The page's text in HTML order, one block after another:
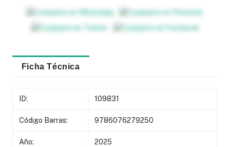
Ficha Técnica
ID: 109831
Código Barras: 9786076279250
Año: 2025